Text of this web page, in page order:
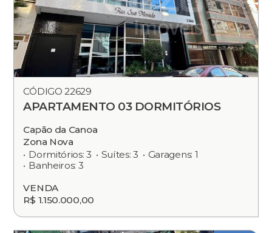
CÓDIGO 22629
APARTAMENTO 03 DORMITÓRIOS
Capão da Canoa
Zona Nova
Dormitórios: 3
Suítes: 3
Garagens: 1
Banheiros: 3
VENDA
R$ 1.150.000,00